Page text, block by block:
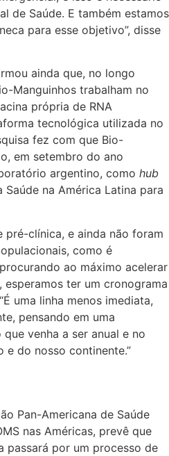
de Saúde. E também estamos
para esse objetivo”, disse
ainda que, no longo
Manguinhos trabalham no
própria de RNA
tecnológica utilizada no
fez com que Bio-
em setembro do ano
argentino, como hub
na América Latina para
pré-clínica, e ainda não foram
como é
ao máximo acelerar
esperamos ter um cronograma
uma linha menos imediata,
pensando em uma
venha a ser anual e no
e do nosso continente.”
Pan-Americana de Saúde
nas Américas, prevê que
passará por um processo de